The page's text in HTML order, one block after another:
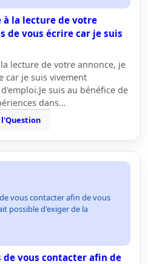
à la lecture de votre
de vous écrire car je suis
lecture de votre annonce, je
car je suis vivement
suis au bénéfice de
dans…
vous contacter afin de vous
possible d'exiger de la
de vous contacter afin de